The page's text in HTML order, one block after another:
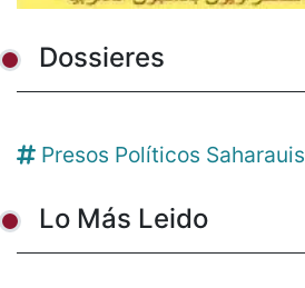
Dossieres
Presos Políticos Saharauis
Lo Más Leido